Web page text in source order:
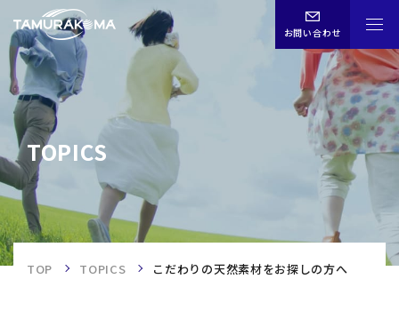
お問い合わせ
CHN
TOP
TOPICS
TOPICS
TOP TOPICS こだわりの天然素材をお探しの方へ